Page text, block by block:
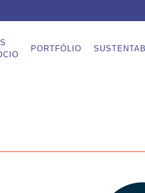
PORTFÓLIO